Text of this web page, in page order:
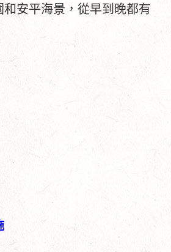
和安平海景，從早到晚都有